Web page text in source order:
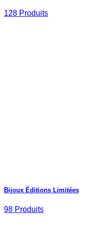
128 Produits
Bijoux Éditions Limitées
98 Produits